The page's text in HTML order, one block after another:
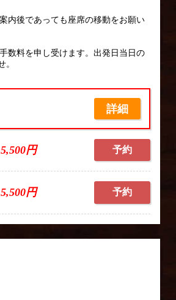
内後であっても座席の移動をお願い
数料を申し受けます。出発日当日の
詳細
5,500円 予約
5,500円 予約